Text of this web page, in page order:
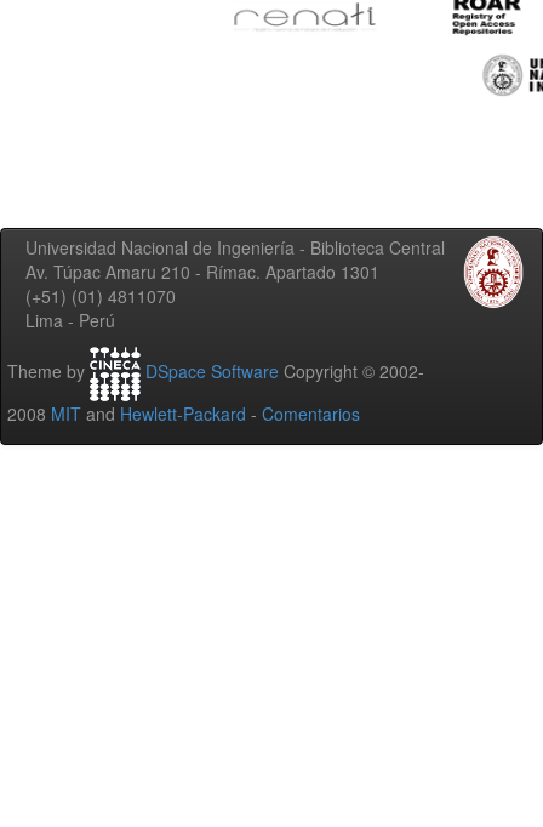
Universidad Nacional de Ingeniería - Biblioteca Central
Av. Túpac Amaru 210 - Rímac. Apartado 1301
(+51) (01) 4811070
Lima - Perú
Theme by DSpace Software Copyright © 2002-
2008 MIT and Hewlett-Packard - Comentarios